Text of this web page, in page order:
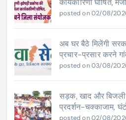
कार्यकारिणी घोषित,
posted on 02/08/
अब घर बैठे मिलेंगी
प्रचार-प्रसार करने
posted on 03/08/
सड़क, खाद और
प्रदर्शन-चक्काजाम,
posted on 02/08/